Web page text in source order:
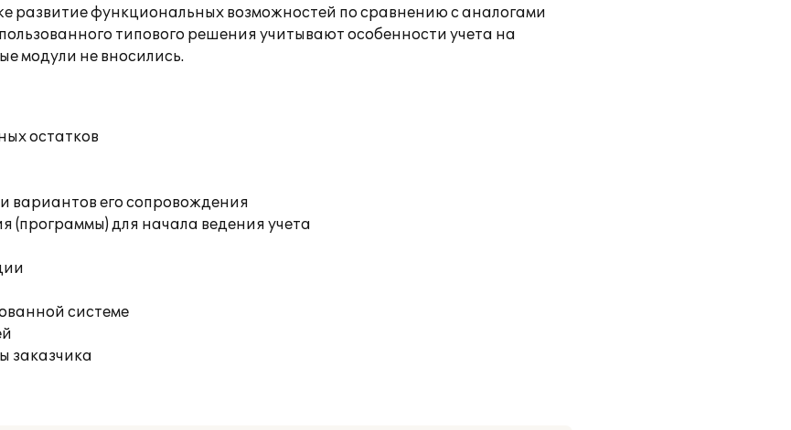
развитие функциональных возможностей по сравнению с аналогами
типового решения учитывают особенности учета на
модули не вносились.
остатков
вариантов его сопровождения
(программы) для начала ведения учета
системе
заказчика